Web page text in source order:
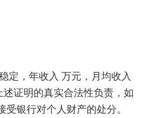
定，年收入 万元，月均收入
证明的真实合法性负责，如
银行对个人财产的处分。